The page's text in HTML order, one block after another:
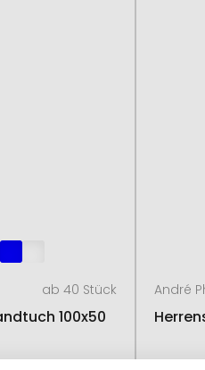
ab 40 Stück
100x50
André